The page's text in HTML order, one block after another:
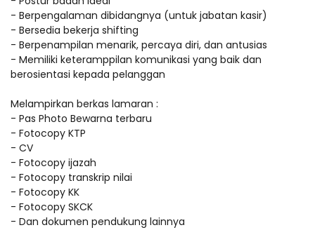
- Berpengalaman dibidangnya (untuk jabatan kasir)
- Bersedia bekerja shifting
- Berpenampilan menarik, percaya diri, dan antusias
- Memiliki keteramppilan komunikasi yang baik dan
berosientasi kepada pelanggan
Melampirkan berkas lamaran :
- Pas Photo Bewarna terbaru
- Fotocopy KTP
- CV
- Fotocopy ijazah
- Fotocopy transkrip nilai
- Fotocopy KK
- Fotocopy SKCK
- Dan dokumen pendukung lainnya